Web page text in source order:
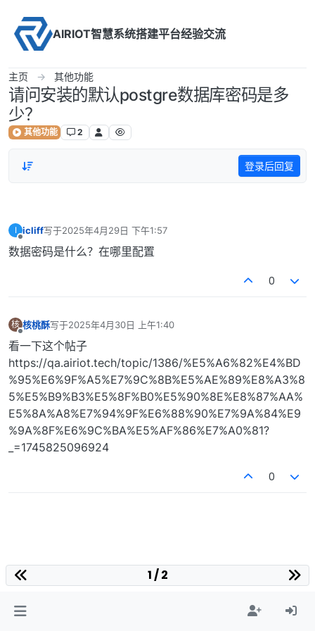
AIRIOT智慧系统搭建平台经验交流
主页 其他功能
请问安装的默认postgre数据库密码是多
少？
其他功能 2
登录后回复
I
离线
icliff写于2025年4月29日 下午1:57
最后由 编辑
数据密码是什么？在哪里配置
0
核 核桃酥写于2025年4月30日 上午1:40
最后由 编辑
看一下这个帖子
https://qa.airiot.tech/topic/1386/%E5%A6%82%E4%BD
%95%E6%9F%A5%E7%9C%8B%E5%AE%89%E8%A3%8
5%E5%B9%B3%E5%8F%B0%E5%90%8E%E8%87%AA%
E5%8A%A8%E7%94%9F%E6%88%90%E7%9A%84%E9
%9A%8F%E6%9C%BA%E5%AF%86%E7%A0%81?
_=1745825096924
0
1 / 2